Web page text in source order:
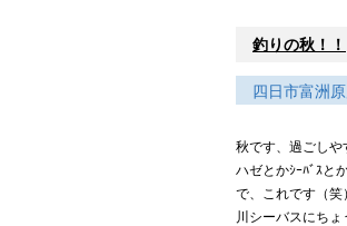
釣りの秋！！
四日市富洲
秋です、過ごし
ハゼとかｼｰﾊﾞｽと
で、これです（笑）
川シーバスにちょ